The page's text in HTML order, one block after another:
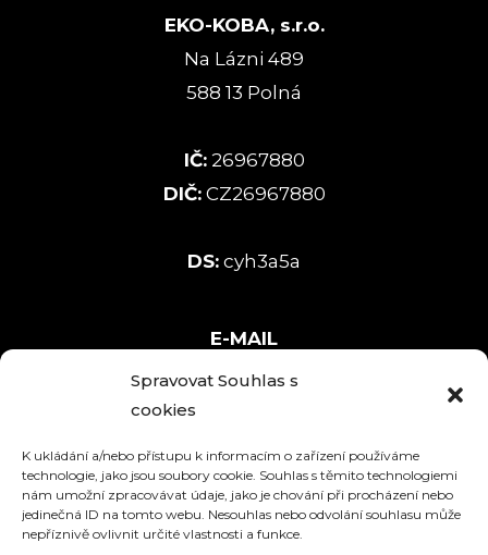
Spravovat Souhlas s
cookies
K ukládání a/nebo přístupu k informacím o zařízení používáme
technologie, jako jsou soubory cookie. Souhlas s těmito technologiemi
nám umožní zpracovávat údaje, jako je chování při procházení nebo
jedinečná ID na tomto webu. Nesouhlas nebo odvolání souhlasu může
nepříznivě ovlivnit určité vlastnosti a funkce.
EKO-KOBA, s.r.o.
Na Lázni 489
588 13 Polná
IČ:26967880
DIČ:CZ26967880
DS: cyh3a5a
E-MAIL
info@ekokoba.cz
567 222 696
Bankovní spojení